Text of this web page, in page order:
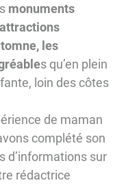
monuments
les
s qu’en plein
loin des côtes
de maman
complété son
d’informations sur
rédactrice